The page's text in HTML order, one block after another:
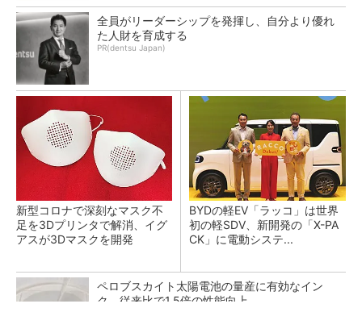
全員がリーダーシップを発揮し、自分より優れ
た人財を育成する
PR(dentsu Japan)
新型コロナで深刻なマスク不
足を3Dプリンタで解消、イグ
アスが3Dマスクを開発
BYDの軽EV「ラッコ」は世界
初の軽SDV、新開発の「X-PA
CK」に電動システ...
ペロブスカイト太陽電池の量産に有効なイン
ク、従来比で1.5倍の性能向上